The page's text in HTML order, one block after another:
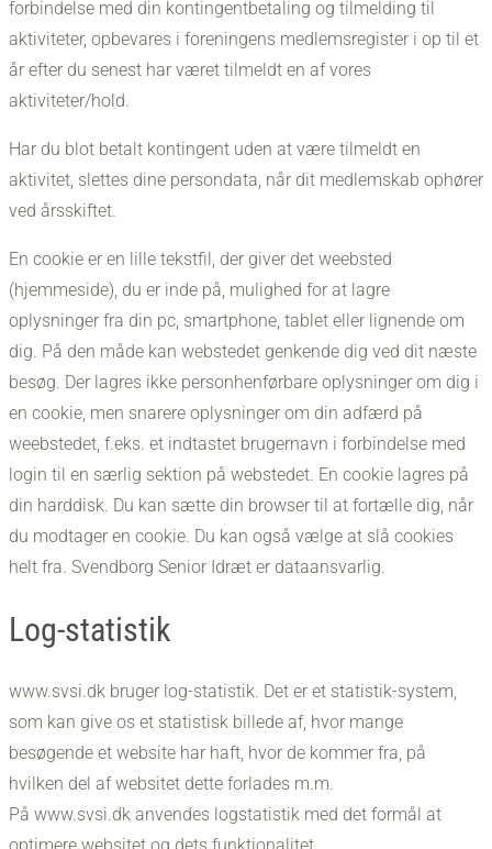
forbindelse med din kontingentbetaling og tilmelding til
aktiviteter, opbevares i foreningens medlemsregister i op til et
år efter du senest har været tilmeldt en af vores
aktiviteter/hold.
Har du blot betalt kontingent uden at være tilmeldt en
aktivitet, slettes dine persondata, når dit medlemskab ophører
ved årsskiftet.
En cookie er en lille tekstfil, der giver det weebsted
(hjemmeside), du er inde på, mulighed for at lagre
oplysninger fra din pc, smartphone, tablet eller lignende om
dig. På den måde kan webstedet genkende dig ved dit næste
besøg. Der lagres ikke personhenførbare oplysninger om dig i
en cookie, men snarere oplysninger om din adfærd på
weebstedet, f.eks. et indtastet brugernavn i forbindelse med
login til en særlig sektion på webstedet. En cookie lagres på
din harddisk. Du kan sætte din browser til at fortælle dig, når
du modtager en cookie. Du kan også vælge at slå cookies
helt fra. Svendborg Senior Idræt er dataansvarlig.
Log-statistik
​www.svsi.dk bruger log-statistik. Det er et statistik-system,
som kan give os et statistisk billede af, hvor mange
besøgende et website har haft, hvor de kommer fra, på
hvilken del af websitet dette forlades m.m.
På www.svsi.dk anvendes logstatistik med det formål at